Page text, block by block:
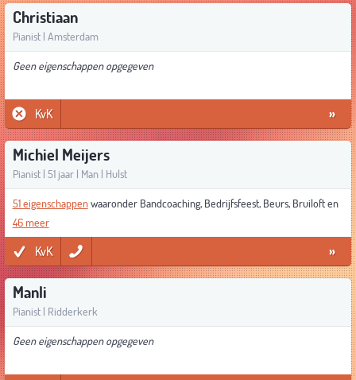
Christiaan
Pianist | Amsterdam
Geen eigenschappen opgegeven
KvK »
Michiel Meijers
Pianist | 51 jaar | Man | Hulst
51 eigenschappenwaaronder Bandcoaching, Bedrijfsfeest, Beurs, Bruiloft en
46 meer
KvK »
Manli
Pianist | Ridderkerk
Geen eigenschappen opgegeven